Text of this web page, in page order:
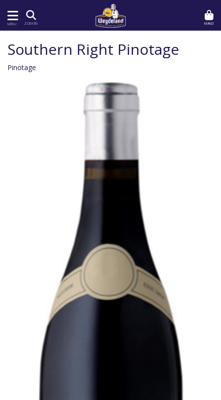
MENU ZOEKEN MAND
Southern Right Pinotage
Pinotage